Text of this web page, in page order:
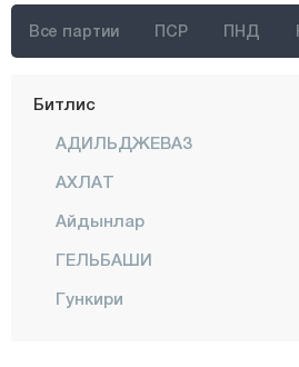
Все партии ПСР ПНД
Бингёль
Битлис
АДИЛЬДЖЕВАЗ
АХЛАТ
Айдынлар
ГЕЛЬБАШИ
Гункири